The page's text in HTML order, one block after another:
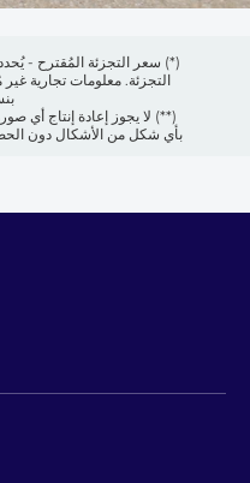
(*) سعر التجزئة المُقترح -
التجزئة. معلومات تجارية
(**) لا يجوز إعادة إنتاج أي
بأي شكل من الأشكال دون